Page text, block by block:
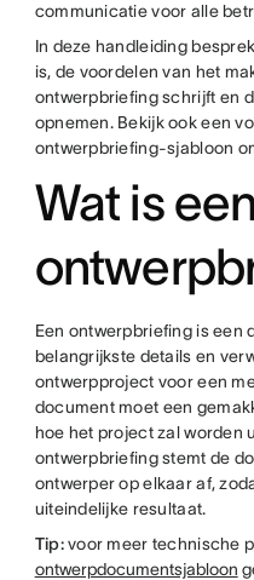
communicatie voor alle
In deze handleiding
is, de voordelen van het
ontwerpbriefing schrijft en
opnemen. Bekijk ook een
ontwerpbriefing-sjabloon
Wat is een
Een ontwerpbriefing is een
belangrijkste details en
ontwerpproject voor een
document moet een
hoe het project zal worden
ontwerpbriefing stemt de
ontwerper op elkaar af,
uiteindelijke resultaat.
Tip:voor meer technische
ontwerpdocumentsjabloon